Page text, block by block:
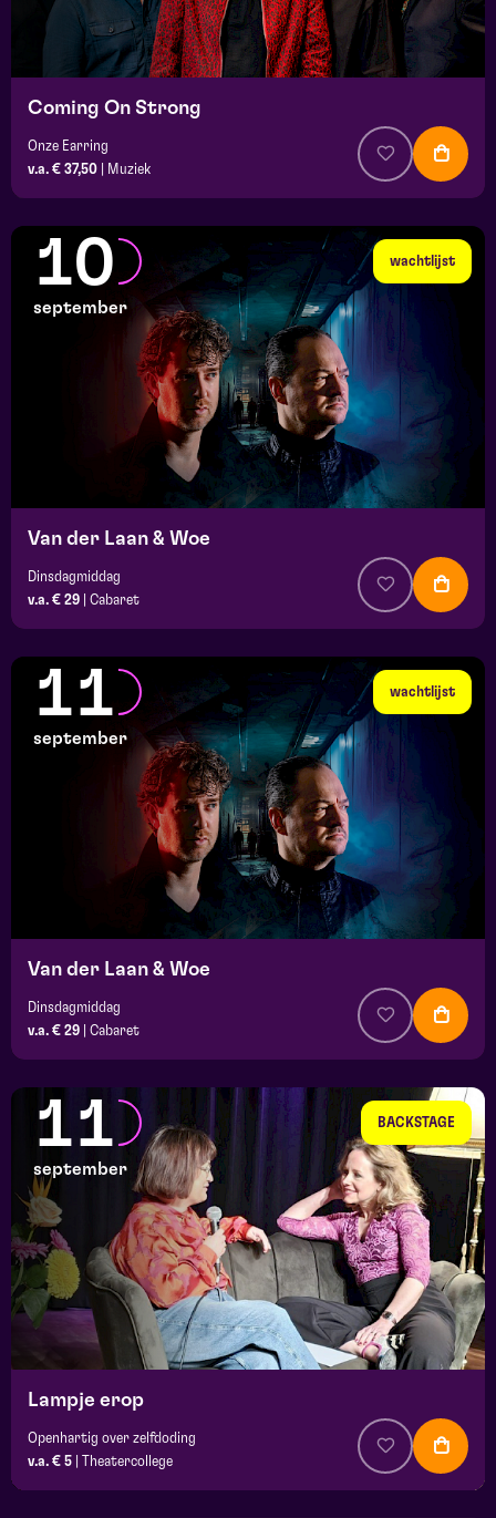
Coming On Strong
Onze Earring
v.a. € 37,50
Muziek
wachtlijst
10
september
Van der Laan & Woe
Dinsdagmiddag
v.a. € 29
Cabaret
wachtlijst
11
september
Van der Laan & Woe
Dinsdagmiddag
v.a. € 29
Cabaret
BACKSTAGE
11
september
Lampje erop
Openhartig over zelfdoding
v.a. € 5
Theatercollege